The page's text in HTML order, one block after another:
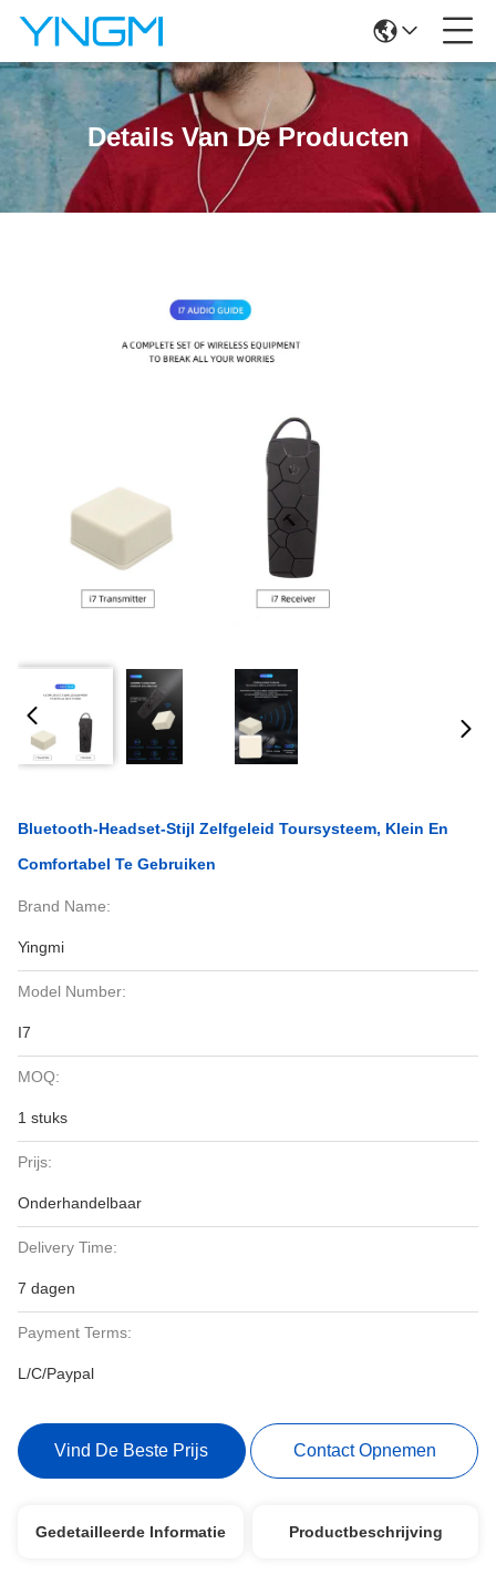
Details Van De Producten
Bluetooth-Headset-Stijl Zelfgeleid Toursysteem, Klein En
Comfortabel Te Gebruiken
Brand Name:
Yingmi
Model Number:
I7
MOQ:
1 stuks
Prijs:
Onderhandelbaar
Delivery Time:
7 dagen
Payment Terms:
L/C/Paypal
Vind De Beste Prijs Contact Opnemen
Gedetailleerde Informatie Productbeschrijving